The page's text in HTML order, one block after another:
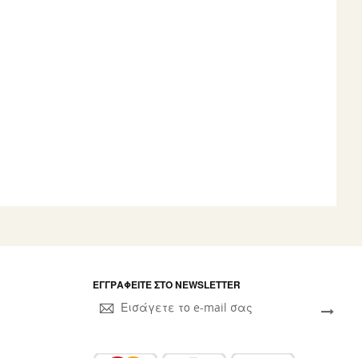
ΕΓΓΡΑΦΕΊΤΕ ΣΤΟ NEWSLETTER
Sign
Up